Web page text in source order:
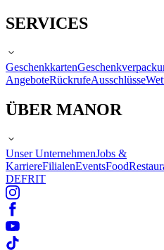
SERVICES
Geschenkkarten
AngeboteRückrufeAusschlüsse
ÜBER MANOR
Unser UnternehmenJobs &
KarriereFilialenEventsFood
DEFRIT